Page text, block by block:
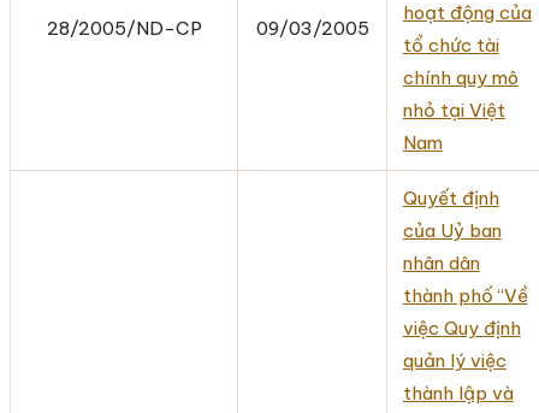
28/2005/ND-CP 09/03/2005
hoạt động của
tổ chức tài
chính quy mô
nhỏ tại Việt
Nam
Quyết định
của Uỷ ban
nhân dân
thành phố “Về
việc Quy định
quản lý việc
thành lập và